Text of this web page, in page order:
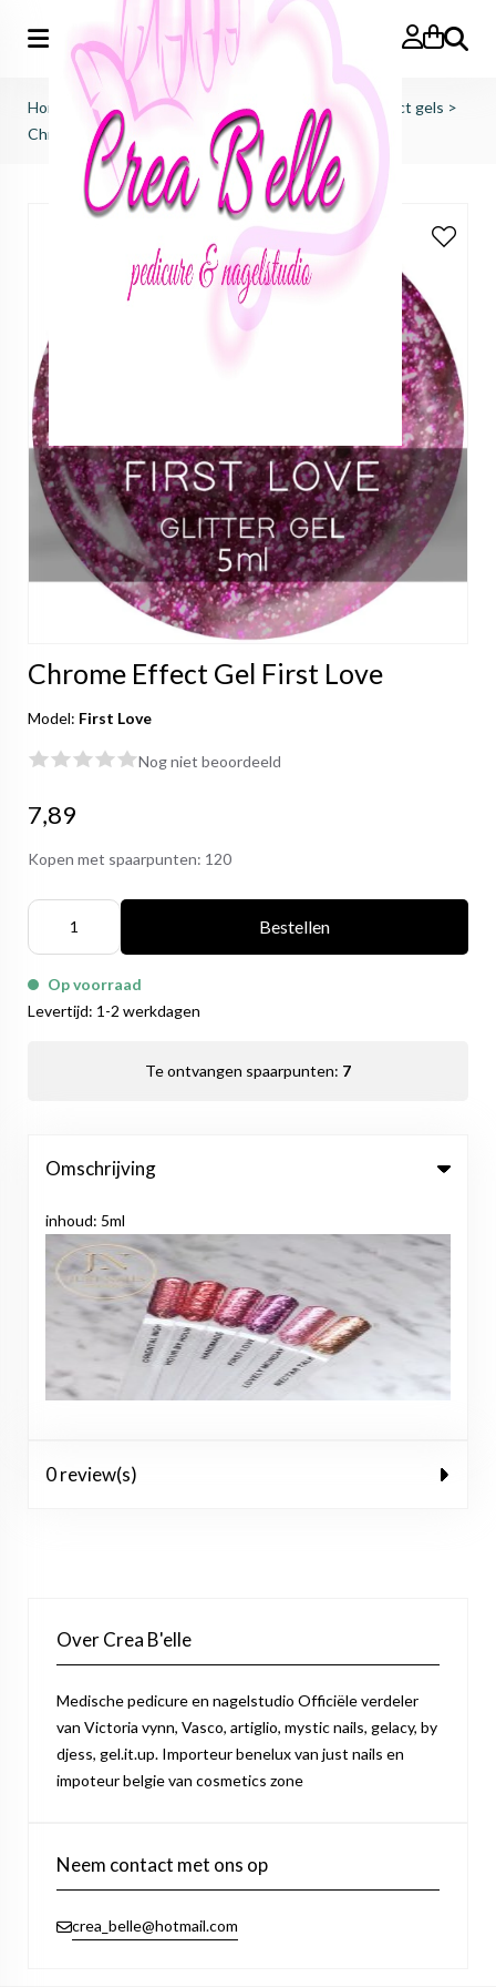
Zoeken
Home just nails (importeur benelux) colorgels effect gels >
Chrome Effect Gel First Love
Chrome Effect Gel First Love
Model: First Love
Nog niet beoordeeld
7,89
Kopen met spaarpunten: 120
Bestellen
Op voorraad
Levertijd: 1-2 werkdagen
Te ontvangen spaarpunten: 7
Omschrijving
inhoud: 5ml
0 review(s)
Over Crea B'elle
Medische pedicure en nagelstudio Officiële verdeler
van Victoria vynn, Vasco, artiglio, mystic nails, gelacy, by
djess, gel.it.up. Importeur benelux van just nails en
impoteur belgie van cosmetics zone
Neem contact met ons op
crea_belle@hotmail.com